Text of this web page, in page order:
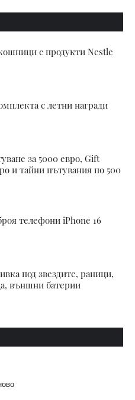
с продукти Nestle
с летни награди
за 5000 евро, Gift
и тайни пътувания по 500
телефони iPhone 16
под звездите, раници,
външни батерии